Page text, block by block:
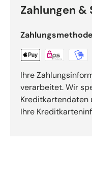
Zahlungen &
Ihre
verarbeitet. Wir
Kreditkartendaten
Ihre